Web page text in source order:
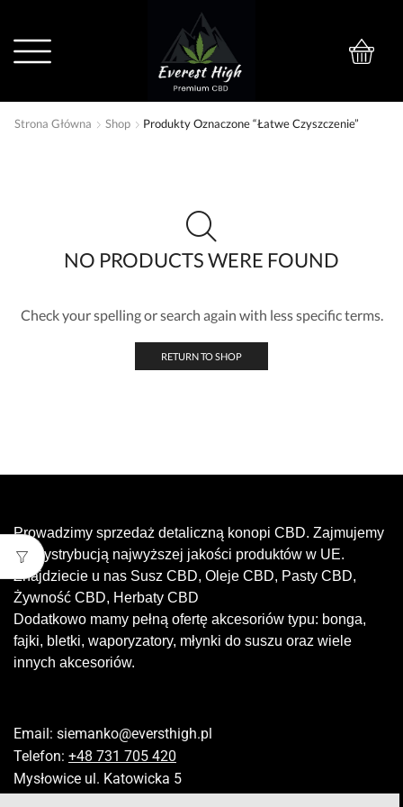
Strona Główna Shop Produkty Oznaczone “łatwe Czyszczenie”
NO PRODUCTS WERE FOUND
Check your spelling or search again with less specific terms.
RETURN TO SHOP
Prowadzimy sprzedaż detaliczną konopi CBD. Zajmujemy
się dystrybucją najwyższej jakości produktów w UE.
Znajdziecie u nas Susz CBD, Oleje CBD, Pasty CBD,
Żywność CBD, Herbaty CBD
Dodatkowo mamy pełną ofertę akcesoriów typu: bonga,
fajki, bletki, waporyzatory, młynki do suszu oraz wiele
innych akcesoriów.
Email: siemanko@eversthigh.pl
Telefon: +48 731 705 420
Mysłowice ul. Katowicka 5